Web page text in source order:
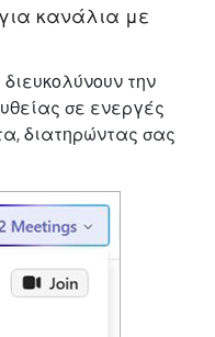
κανάλια με
την
σε ενεργές
διατηρώντας σας